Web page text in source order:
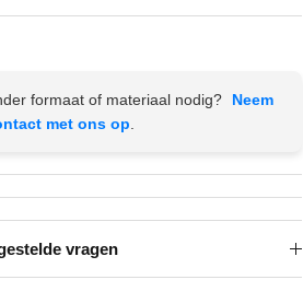
formaat of materiaal nodig?
Neem
met ons op.
vragen